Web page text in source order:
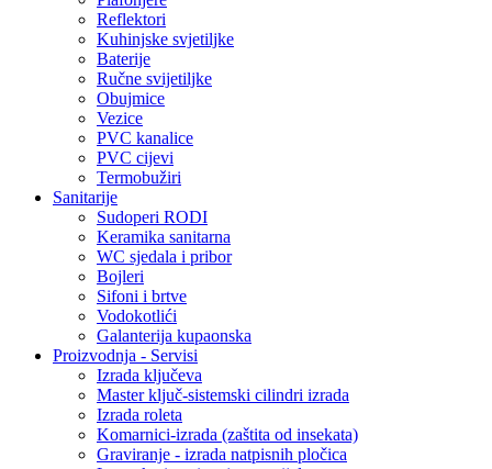
Reflektori
Kuhinjske svjetiljke
Baterije
Ručne svijetiljke
Obujmice
Vezice
PVC kanalice
PVC cijevi
Termobužiri
Sanitarije
Sudoperi RODI
Keramika sanitarna
WC sjedala i pribor
Bojleri
Sifoni i brtve
Vodokotlići
Galanterija kupaonska
Proizvodnja - Servisi
Izrada ključeva
Master ključ-sistemski cilindri izrada
Izrada roleta
Komarnici-izrada (zaštita od insekata)
Graviranje - izrada natpisnih pločica